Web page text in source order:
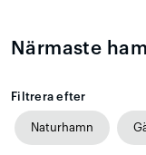
Närmaste
Filtrera efter
Naturhamn